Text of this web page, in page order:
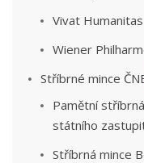
Vivat Humanitas
Wiener
Stříbrné mince
Pamětní
státního
Stříbrná mince